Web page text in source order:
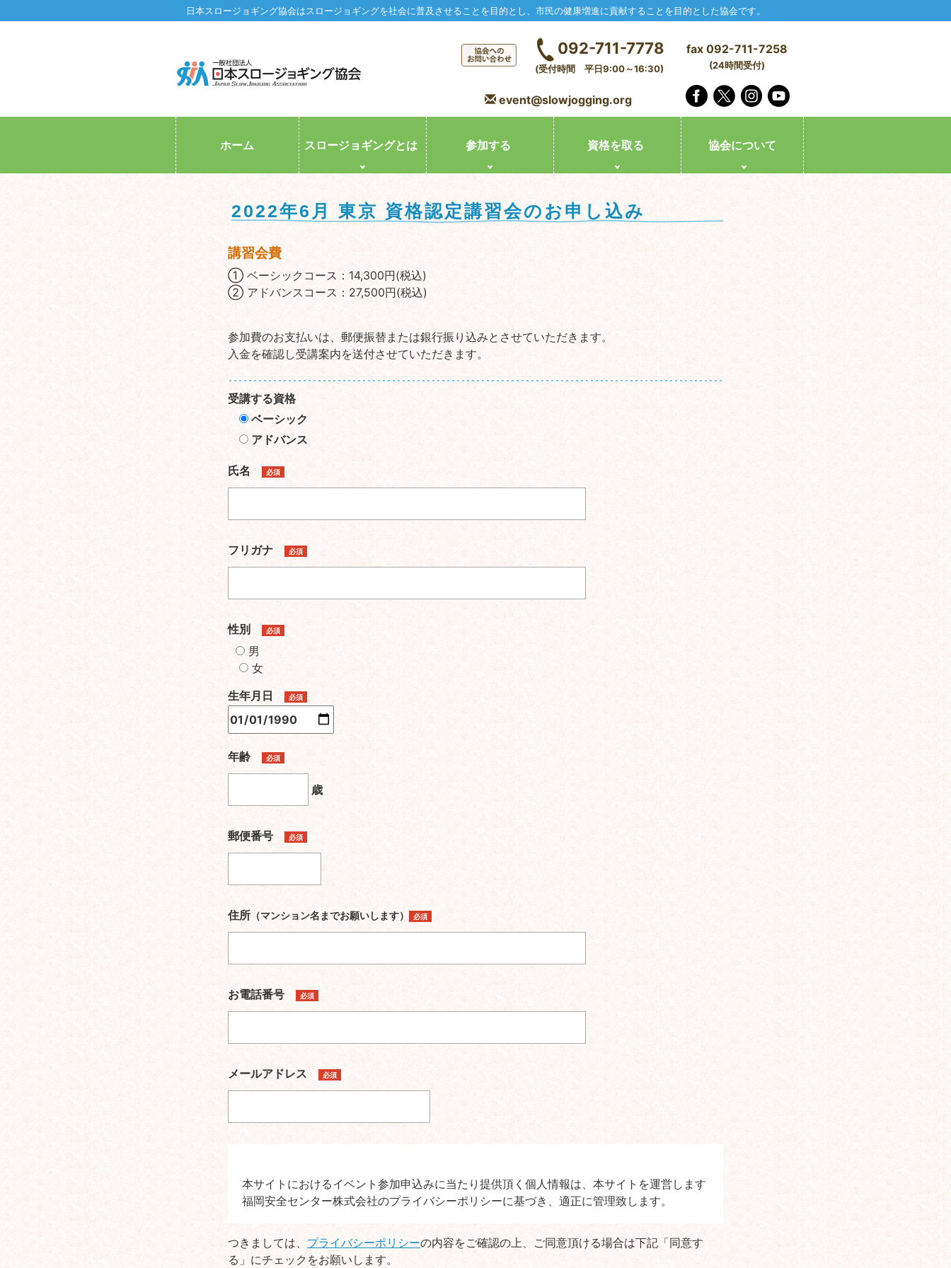
日本スロージョギング協会はスロージョギングを社会に普及させることを目的とし、市民の健康増進に貢献することを目的とした協会です。
092-711-7778
(受付時間 平日9:00～16:30)
fax 092-711-7258
(24時間受付)
event@slowjogging.org
ホーム スロージョギングとは 参加する 資格を取る 協会について
2022年6月 東京 資格認定講習会のお申し込み
講習会費
① ベーシックコース：14,300円(税込)
② アドバンスコース：27,500円(税込)
参加費のお支払いは、郵便振替または銀行振り込みとさせていただきます。
入金を確認し受講案内を送付させていただきます。
受講する資格
ベーシック
アドバンス
氏名 必須
フリガナ 必須
性別 必須
男
女
生年月日
必須
年齢 必須
歳
郵便番号 必須
住所 （マンション名までお願いします） 必須
お電話番号 必須
メールアドレス 必須
本サイトにおけるイベント参加申込みに当たり提供頂く個人情報は、本サイトを運営します
福岡安全センター株式会社のプライバシーポリシーに基づき、適正に管理致します。
つきましては、 プライバシーポリシーの内容をご確認の上、ご同意頂ける場合は下記「同意す
る」にチェックをお願いします。